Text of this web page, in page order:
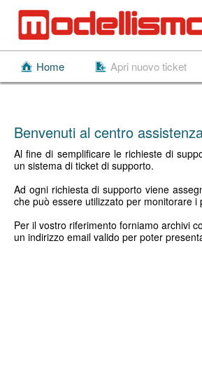
Home Apri nuovo ticket
Benvenuti al centro
Al fine di semplificare le richieste di
un sistema di ticket di supporto.
Ad ogni richiesta di supporto viene
che può essere utilizzato per monitorare
Per il vostro riferimento forniamo archivi
un indirizzo email valido per poter